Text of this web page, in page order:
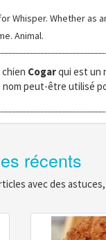
Whisper. Whether as
Animal.
Cogarqui est un
nom peut-être utilisé
récents
avec des